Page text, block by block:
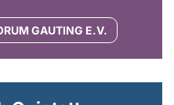
GAUTING E.V.